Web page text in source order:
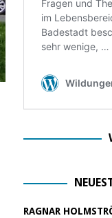
RAGNAR